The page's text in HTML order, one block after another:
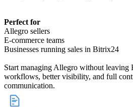
Perfect for
Allegro sellers
E-commerce teams
Businesses running sales in Bitrix24
Start managing Allegro without
workflows, better visibility, and full
communication.